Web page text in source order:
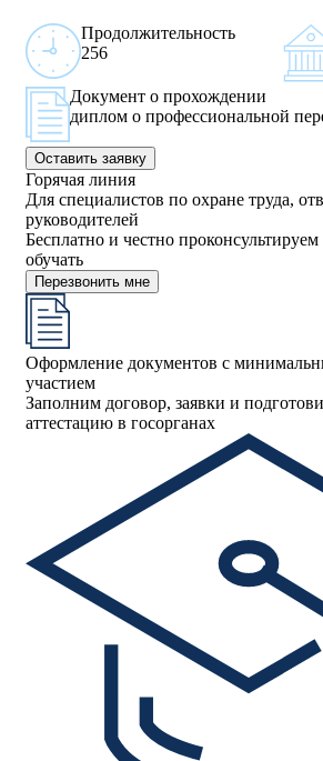
Продолжительность
256
Документ о прохождении
диплом о профессиональной
Оставить заявку
Горячая линия
Для специалистов по охране труда,
руководителей
Бесплатно и честно проконсультируем
обучать
Перезвонить мне
Оформление документов с
участием
Заполним договор, заявки и
аттестацию в госорганах